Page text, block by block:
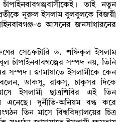
তাই নতুন
প্রতীকে নূরুল ইসলাম বুলবুলকে বিজয়ী
৩ আসনের জনসাধারনের
সেক্রেটারি ড. শফিকুল ইসলাম
সম্পদ নয়, তিনি
সম্পদ। জামায়াতে ইসলামীকে কেন
বলেন, ডাকসু, রাকসু, চাকুসর দিকে
ইসলামী ছাত্রশিবির এই তিন
এনেছে। দুর্নীতি-অনিয়ম বন্ধ করে
তিন মাসে বিশ্ববিদ্যালয়ের চিত্র